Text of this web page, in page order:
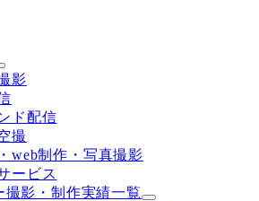
影
ド配信
撮
web制作・写真撮影
ービス
撮影・制作実績一覧